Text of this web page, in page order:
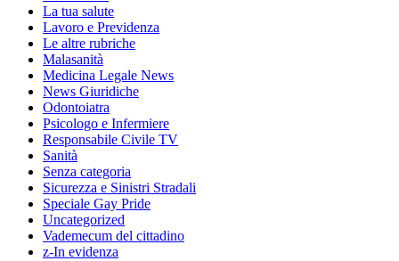
La tua salute
Lavoro e Previdenza
Le altre rubriche
Malasanità
Medicina Legale News
News Giuridiche
Odontoiatra
Psicologo e Infermiere
Responsabile Civile TV
Sanità
Senza categoria
Sicurezza e Sinistri Stradali
Speciale Gay Pride
Uncategorized
Vademecum del cittadino
z-In evidenza